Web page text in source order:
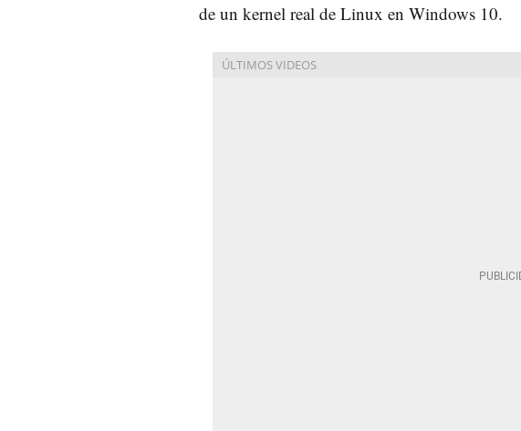
de un kernel real de Linux en Windows 10.